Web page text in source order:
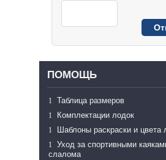
ПОМОЩЬ
Таблица размеров
Комплектации лодок
Шаблоны раскраски и цвета
Уход за спортивными
слалома